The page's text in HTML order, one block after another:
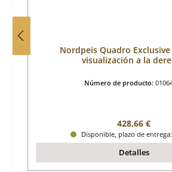
Nordpeis Quadro
visualización a la
Número de producto:
Precio normal:
428,66 €
Disponible, plazo de
Detalles